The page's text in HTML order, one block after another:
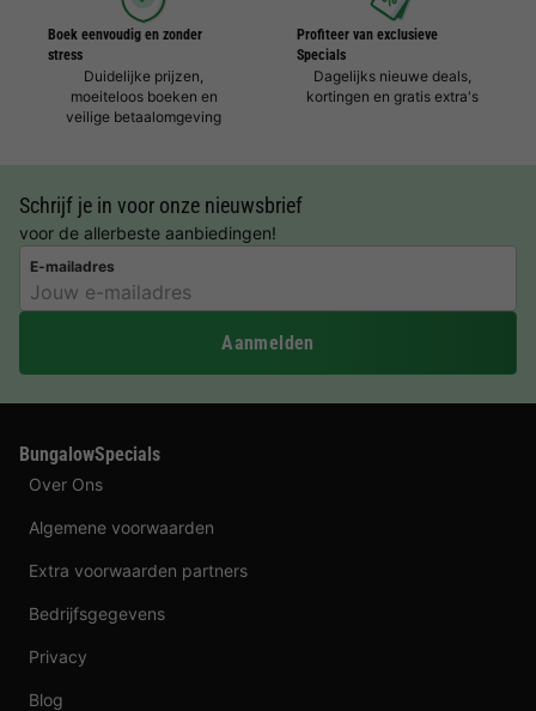
Boek eenvoudig en zonder
stress
Duidelijke prijzen,
moeiteloos boeken en
veilige betaalomgeving
Profiteer van exclusieve
Specials
Dagelijks nieuwe deals,
kortingen en gratis extra's
Schrijf je in voor onze nieuwsbrief
voor de allerbeste aanbiedingen!
E-mailadres
Aanmelden
BungalowSpecials
Over Ons
Algemene voorwaarden
Extra voorwaarden partners
Bedrijfsgegevens
Privacy
Blog